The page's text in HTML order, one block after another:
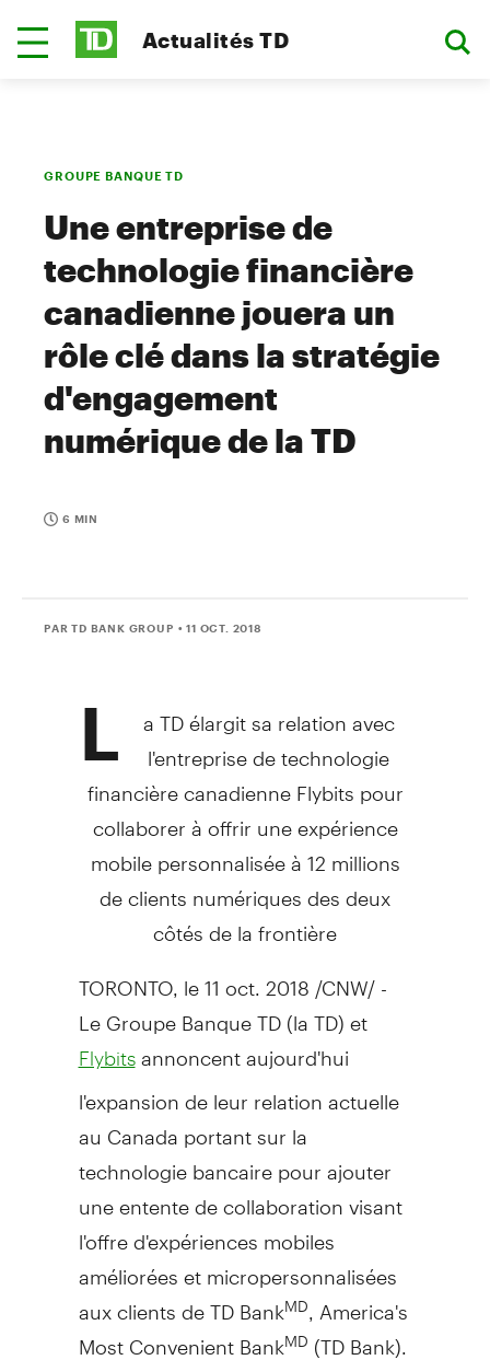
Actualités TD
GROUPE BANQUE TD
Une entreprise de
technologie financière
canadienne jouera un
rôle clé dans la stratégie
d'engagement
numérique de la TD
6 MIN
PAR TD BANK GROUP • 11 OCT. 2018
L
a TD élargit sa relation avec
l'entreprise de technologie
financière canadienne Flybits pour
collaborer à offrir une expérience
mobile personnalisée à 12 millions
de clients numériques des deux
côtés de la frontière
TORONTO, le11 oct. 2018 /CNW/ -
Le Groupe Banque TD(la TD) et
Flybitsannoncent aujourd'hui
l'expansion de leur relation actuelle
auCanadaportant sur la
technologie bancaire pour ajouter
une entente de collaboration visant
l'offre d'expériences mobiles
améliorées et micropersonnalisées
aux clients de TD BankMD , America's
Most Convenient BankMD (TD Bank).